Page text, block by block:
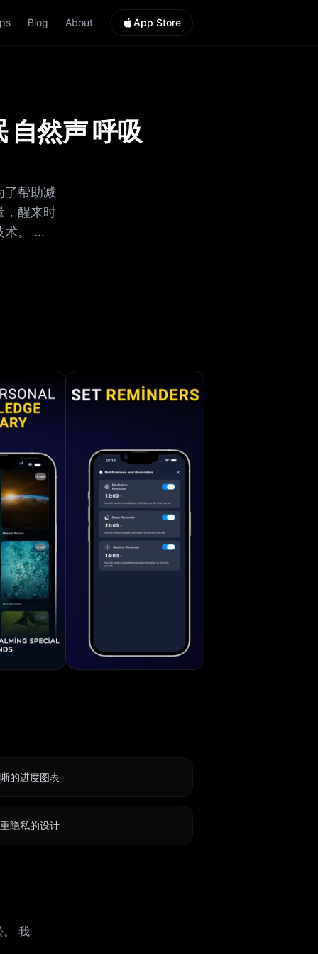
Blog About App Store
自然声 呼吸
了帮助减
，醒来时
无论您
的需
呼吸运
订阅将
动续
（如果
的进度图表
隐私的设计
。 我